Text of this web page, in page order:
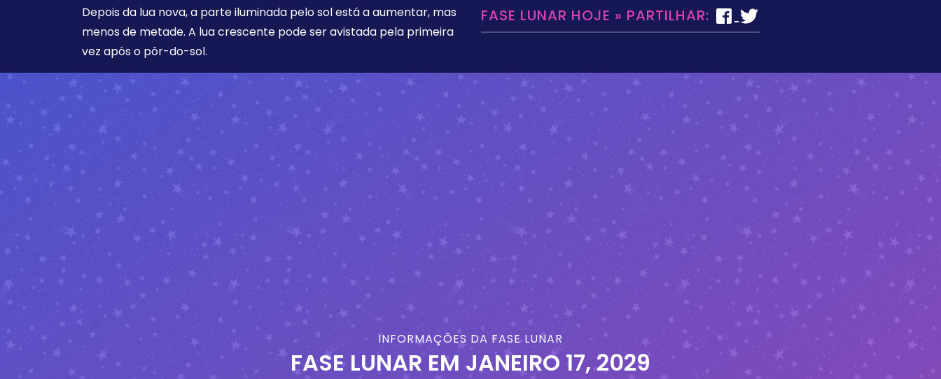
Depois da lua nova, a parte iluminada pelo sol está a aumentar, mas
menos de metade. A lua crescente pode ser avistada pela primeira
vez após o pôr-do-sol.
FASE LUNAR HOJE » PARTILHAR:
INFORMAÇÕES DA FASE LUNAR
FASE LUNAR EM JANEIRO 17, 2029